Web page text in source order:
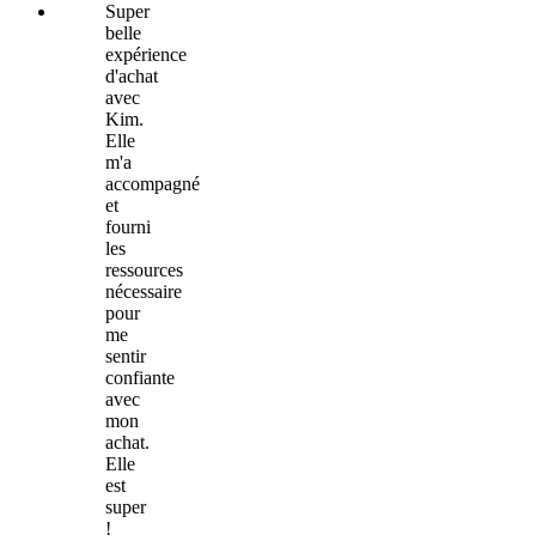
Super
belle
expérience
d'achat
avec
Kim.
Elle
m'a
accompagné
et
fourni
les
ressources
nécessaire
pour
me
sentir
confiante
avec
mon
achat.
Elle
est
super
!